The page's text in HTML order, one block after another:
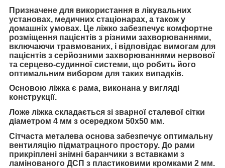
Призначене для використання в лікувальних
установах, медичних стаціонарах, а також у
домашніх умовах. Це ліжко забезпечує комфортне
розміщення пацієнтів з різними захворюваннями,
включаючи травмованих, і відповідає вимогам для
пацієнтів з серйозними захворюваннями нервової
та серцево-судинної системи, що робить його
оптимальним вибором для таких випадків.
Основою ліжка є рама, виконана у вигляді
конструкції.
Ложе ліжка складається зі зварної сталевої сітки
діаметром 4 мм з осередком 50х50 мм.
Сітчаста металева основа забезпечує оптимальну
вентиляцію підматрацного простору. До рами
прикріплені знімні баранчики з вставками з
ламінованого ДСП з пластиковими кромками 2 мм.